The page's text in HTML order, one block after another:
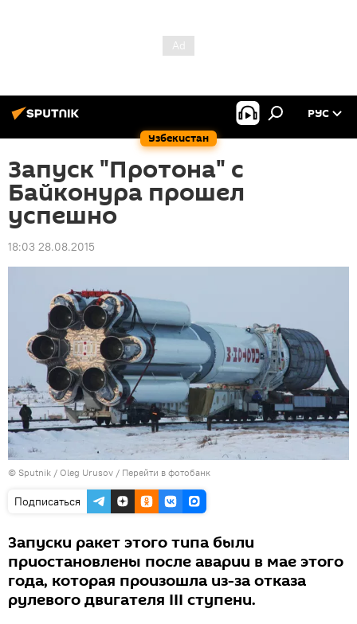
Узбекистан
РУС
Запуск "Протона" с
Байконура прошел
успешно
18:03 28.08.2015
© Sputnik / Oleg Urusov / Перейти в фотобанк
Подписаться
Запуски ракет этого типа были
приостановлены после аварии в мае этого
года, которая произошла из-за отказа
рулевого двигателя III ступени.